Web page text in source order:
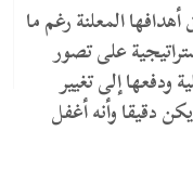
المعلنة رغم ما
على تصور
إلى تغيير
دقيقا وأنه أغفل